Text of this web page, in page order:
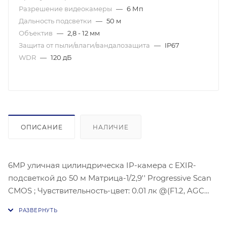
Разрешение видеокамеры — 6 Мп
Дальность подсветки — 50 м
Объектив — 2,8 - 12 мм
Защита от пыли/влаги/вандалозащита — IP67
WDR — 120 дБ
ОПИСАНИЕ НАЛИЧИЕ
6МР уличная цилиндрическа IP-камера с EXIR-
подсветкой до 50 м Матрица-1/2,9'' Progressive Scan
CMOS ; Чувствительность-цвет: 0.01 лк @(F1.2, AGC